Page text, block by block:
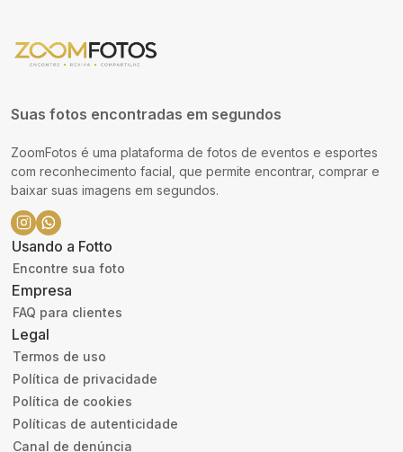
Suas fotos encontradas em segundos
ZoomFotos é uma plataforma de fotos de eventos e esportes
com reconhecimento facial, que permite encontrar, comprar e
baixar suas imagens em segundos.
Usando a Fotto
Encontre sua foto
Empresa
FAQ para clientes
Legal
Termos de uso
Política de privacidade
Política de cookies
Políticas de autenticidade
Canal de denúncia